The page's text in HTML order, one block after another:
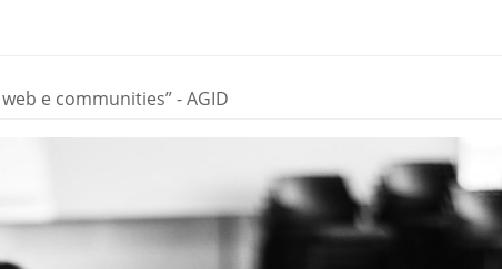
e communities” - AGID